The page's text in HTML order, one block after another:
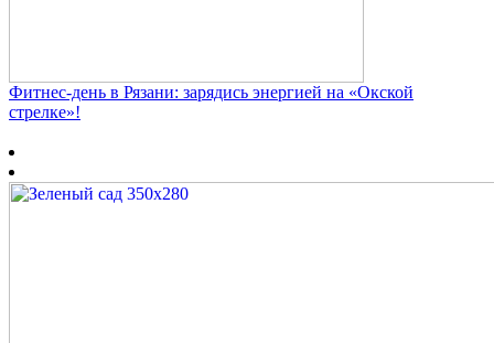
Фитнес‑день в Рязани: зарядись энергией на «Окской
стрелке»!